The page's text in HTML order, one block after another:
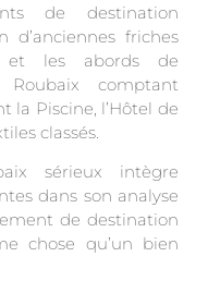
de destination
d’anciennes friches
et les abords de
comptant
la Piscine, l’Hôtel de
classés.
sérieux intègre
dans son analyse
de destination
chose qu’un bien